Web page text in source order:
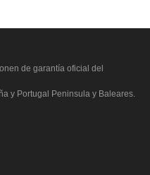
de garantía oficial del
y Portugal Peninsula y Baleares.